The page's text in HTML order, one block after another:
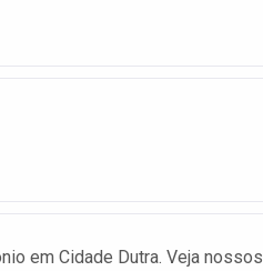
em Cidade Dutra. Veja nossos